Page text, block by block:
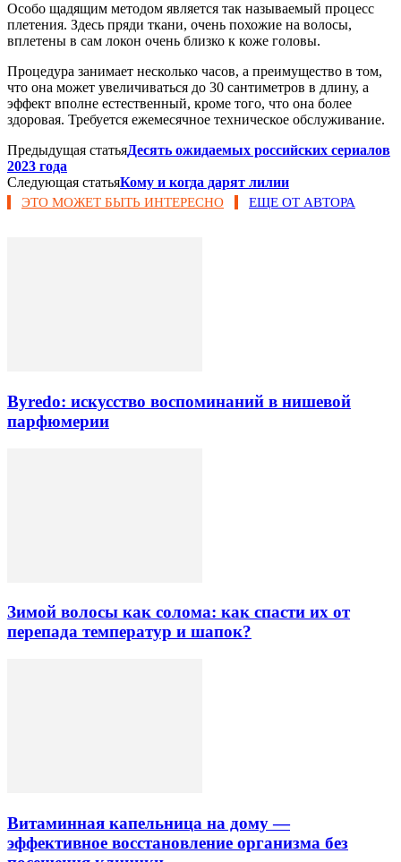
Особо щадящим методом является так называемый процесс
плетения. Здесь пряди ткани, очень похожие на волосы,
вплетены в сам локон очень близко к коже головы.
Процедура занимает несколько часов, а преимущество в том,
что она может увеличиваться до 30 сантиметров в длину, а
эффект вполне естественный, кроме того, что она более
здоровая. Требуется ежемесячное техническое обслуживание.
Предыдущая статьяДесять ожидаемых российских сериалов
2023 года
Следующая статьяКому и когда дарят лилии
ЭТО МОЖЕТ БЫТЬ ИНТЕРЕСНО ЕЩЕ ОТ АВТОРА
Byredo: искусство воспоминаний в нишевой
парфюмерии
Зимой волосы как солома: как спасти их от
перепада температур и шапок?
Витаминная капельница на дому —
эффективное восстановление организма без